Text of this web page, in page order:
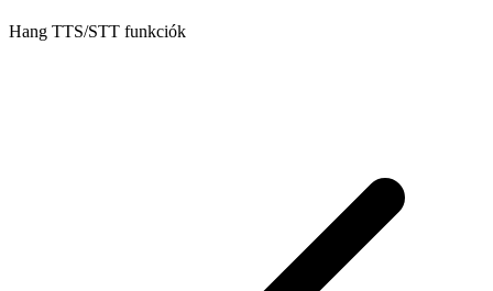
Hang TTS/STT funkciók